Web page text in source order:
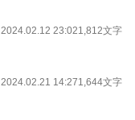
2024.02.12 23:021,812文字
2024.02.21 14:271,644文字